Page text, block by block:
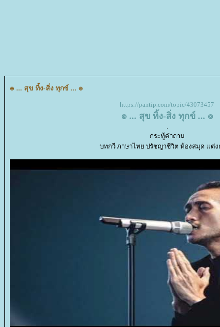
๏ ... สุข ทิ้ง-สิ่ง ทุกข์ ... ๏
https://pantip.com/topic/43073457
๏ ... สุข ทิ้ง-สิ่ง ทุกข์ ... ๏
.
กระทู้คำถาม
บทกวี ภาษาไทย ปรัชญาชีวิต ห้องสมุด แต่